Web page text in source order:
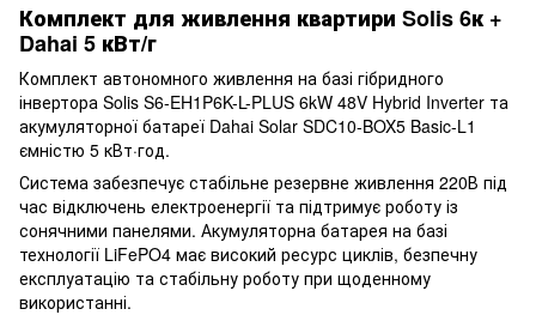
Комплект для живлення квартири Solis 6к +
Dahai 5 кВт/г
Комплект автономного живлення на базі гібридного
інвертора Solis S6-EH1P6K-L-PLUS 6kW 48V Hybrid Inverter та
акумуляторної батареї Dahai Solar SDC10-BOX5 Basic-L1
ємністю 5 кВт·год.
Система забезпечує стабільне резервне живлення 220В під
час відключень електроенергії та підтримує роботу із
сонячними панелями. Акумуляторна батарея на базі
технології LiFePO4 має високий ресурс циклів, безпечну
експлуатацію та стабільну роботу при щоденному
використанні.